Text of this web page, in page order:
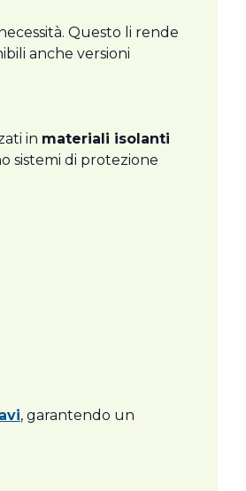
Questo li rende
anche versioni
in materiali isolanti
sistemi di protezione
, garantendo un